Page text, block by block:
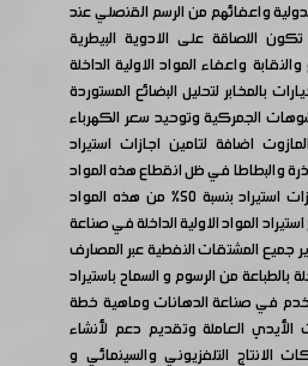
واعفائهم من الرسم القنصلي عند
اللصاقة على الادوية البيطرية
واعفاء المواد الاولية الداخلة
بالمخابر لتحليل البضائع المستوردة
الجمركية وتوحيد سعر الكهرباء
اضافة لتامين اجازات استيراد
والبطاطا في ظل انقطاع هذه المواد
والتوجه للحصول على اجازات استيراد بنسبة ٥٠% من هذه المواد
المواد الاولية الداخلة في صناعة
جميع المشتقات النفطية عبر المصارف
بالطباعة من الرسوم و السماح باستيراد
في صناعة الدهانات وماهية خطة
الأيدي العاملة وتقديم دعم لأنشاء
الانتاج التلفزيوني والسينمائي و